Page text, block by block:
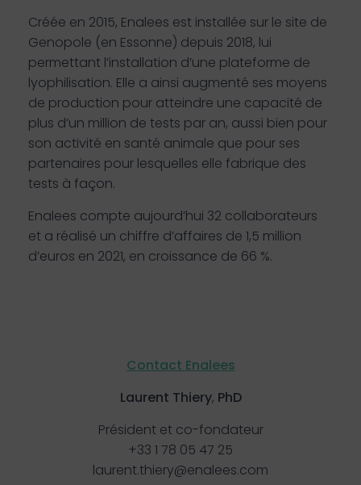
Créée en 2015, Enalees est installée sur le site de
Genopole (en Essonne) depuis 2018, lui
permettant l’installation d’une plateforme de
lyophilisation. Elle a ainsi augmenté ses moyens
de production pour atteindre une capacité de
plus d’un million de tests par an, aussi bien pour
son activité en santé animale que pour ses
partenaires pour lesquelles elle fabrique des
tests à façon.
Enalees compte aujourd’hui 32 collaborateurs
et a réalisé un chiffre d’affaires de 1,5 million
d’euros en 2021, en croissance de 66 %.
Contact Enalees
Laurent Thiery, PhD
Président et co-fondateur
+33 1 78 05 47 25
laurent.thiery@enalees.com